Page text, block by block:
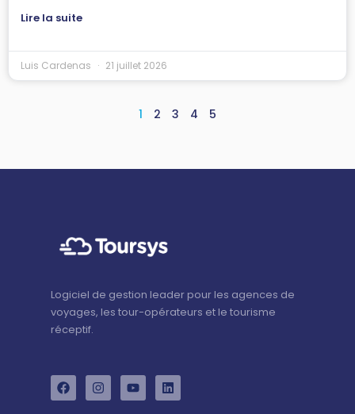
Lire la suite
Luis Cardenas 21 juillet 2026
1 2 3 4 5
Logiciel de gestion leader pour les agences de
voyages, les tour-opérateurs et le tourisme
réceptif.